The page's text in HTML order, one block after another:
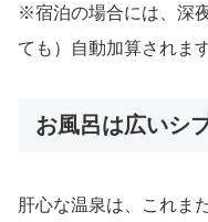
※宿泊の場合には、深
ても）自動加算されます
お風呂は広いシ
肝心な温泉は、これま